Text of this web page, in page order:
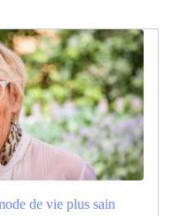
de vie plus sain